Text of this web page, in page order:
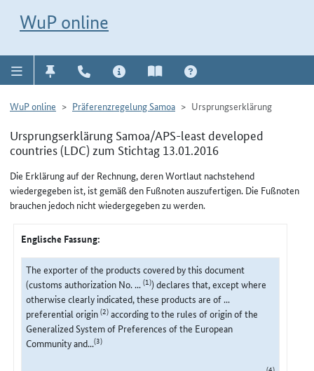
WuP online
WuP online Präferenzregelung Samoa Ursprungserklärung
Ursprungserklärung Samoa/APS-least developed
countries (LDC) zum Stichtag 13.01.2016
Die Erklärung auf der Rechnung, deren Wortlaut nachstehend
wiedergegeben ist, ist gemäß den Fußnoten auszufertigen. Die Fußnoten
brauchen jedoch nicht wiedergegeben zu werden.
Englische Fassung:
The exporter of the products covered by this document
(customs authorization No. ...(1)) declares that, except where
otherwise clearly indicated, these products are of ...
preferential origin(2)according to the rules of origin of the
Generalized System of Preferences of the European
Community and...(3)